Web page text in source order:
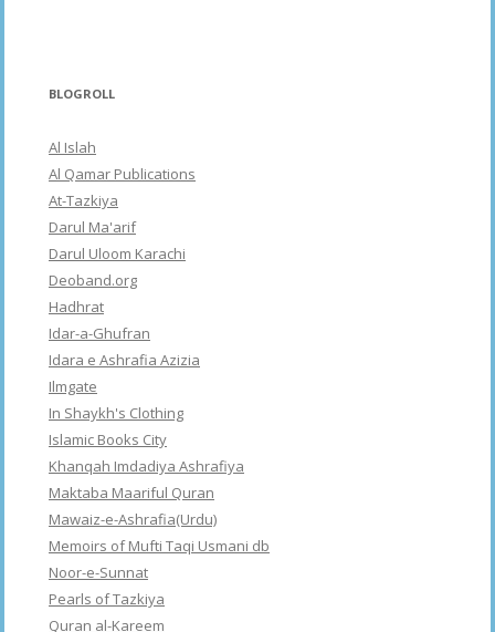
BLOGROLL
Al Islah
Al Qamar Publications
At-Tazkiya
Darul Ma'arif
Darul Uloom Karachi
Deoband.org
Hadhrat
Idar-a-Ghufran
Idara e Ashrafia Azizia
Ilmgate
In Shaykh's Clothing
Islamic Books City
Khanqah Imdadiya Ashrafiya
Maktaba Maariful Quran
Mawaiz-e-Ashrafia(Urdu)
Memoirs of Mufti Taqi Usmani db
Noor-e-Sunnat
Pearls of Tazkiya
Quran al-Kareem